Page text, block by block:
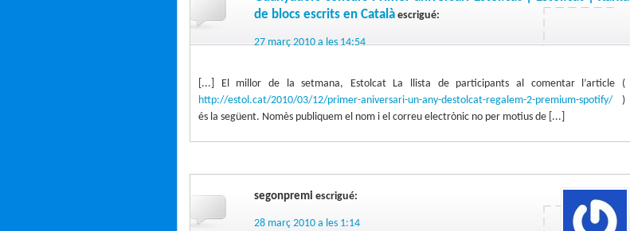
de blocs escrits en Català escrigué:
27 març 2010 a les 14:54
[...] El millor de la setmana, Estolcat La llista de participants al comentar l’article (
http://estol.cat/2010/03/12/primer-aniversari-un-any-destolcat-regalem-2-premium-spotify/)
és la següent. Nomès publiquem el nom i el correu electrònic no per motius de [...]
segonpremi escrigué:
28 març 2010 a les 1:14